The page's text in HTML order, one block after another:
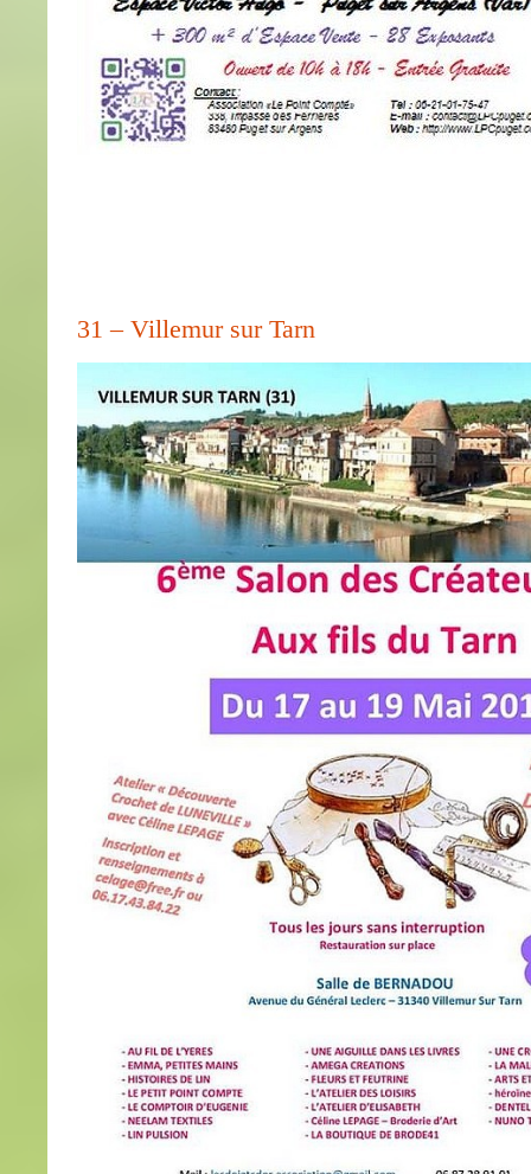
31 – Villemur sur Tarn